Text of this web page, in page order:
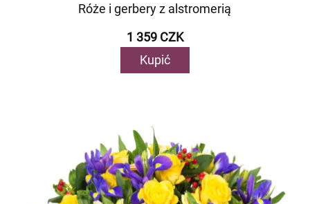
Róże i gerbery z alstromerią
1 359 CZK
Kupić